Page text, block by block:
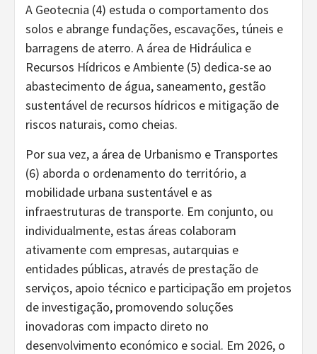
A Geotecnia (4) estuda o comportamento dos
solos e abrange fundações, escavações, túneis e
barragens de aterro. A área de Hidráulica e
Recursos Hídricos e Ambiente (5) dedica-se ao
abastecimento de água, saneamento, gestão
sustentável de recursos hídricos e mitigação de
riscos naturais, como cheias.
Por sua vez, a área de Urbanismo e Transportes
(6) aborda o ordenamento do território, a
mobilidade urbana sustentável e as
infraestruturas de transporte. Em conjunto, ou
individualmente, estas áreas colaboram
ativamente com empresas, autarquias e
entidades públicas, através de prestação de
serviços, apoio técnico e participação em projetos
de investigação, promovendo soluções
inovadoras com impacto direto no
desenvolvimento económico e social. Em 2026, o